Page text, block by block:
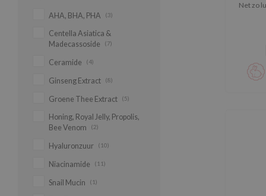
AHA, BHA, PHA (3)
Centella Asiatica &
Madecassoside
(7)
Ceramide (4)
Ginseng Extract (8)
Groene Thee Extract (5)
Honing, Royal Jelly, Propolis,
Bee Venom
(2)
Hyaluronzuur (10)
Niacinamide (11)
Snail Mucin (1)
Net zo